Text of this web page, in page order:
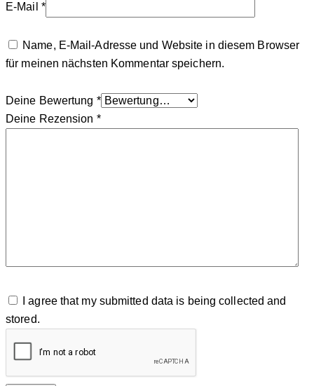
E-Mail *
Name, E-Mail-Adresse und Website in diesem Browser
für meinen nächsten Kommentar speichern.
Deine Bewertung *
Deine Rezension *
I agree that my submitted data is being collected and
stored.